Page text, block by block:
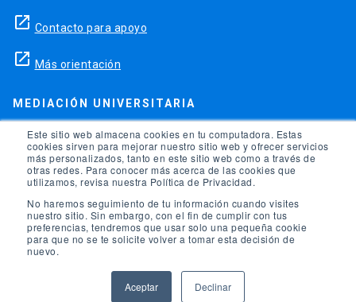
Este sitio web almacena cookies en tu computadora. Estas
cookies sirven para mejorar nuestro sitio web y ofrecer servicios
más personalizados, tanto en este sitio web como a través de
otras redes. Para conocer más acerca de las cookies que
utilizamos, revisa nuestra Política de Privacidad.
No haremos seguimiento de tu información cuando visites
nuestro sitio. Sin embargo, con el fin de cumplir con tus
preferencias, tendremos que usar solo una pequeña cookie
para que no se te solicite volver a tomar esta decisión de
nuevo.
Aceptar Declinar
launch Contacto para apoyo
launch Más orientación
MEDIACIÓN UNIVERSITARIA
Teléfonos para orientación y consejo si se ha vulnerado
alguno de tus derechos en la universidad.
phone (56)95504 1691
phone (56)95504 1247
launch Ir a la Oficina de Ombuds UC